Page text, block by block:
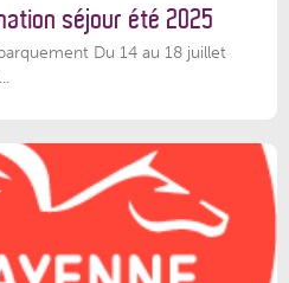
séjour été 2025
Du 14 au 18 juillet